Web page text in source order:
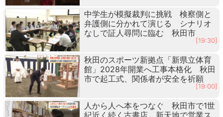
中学生が模擬裁判に挑戦 検察側と
弁護側に分かれて演じる シナリオ
なしで証人尋問に臨む 秋田市
[19:30]
秋田のスポーツ新拠点「新県立体育
館」2028年開業へ工事本格化 秋田
市で起工式、関係者が安全を祈願
[19:00]
人から人へ本をつなぐ 秋田市で1世
紀近く続く古書店、新天地で営業ス